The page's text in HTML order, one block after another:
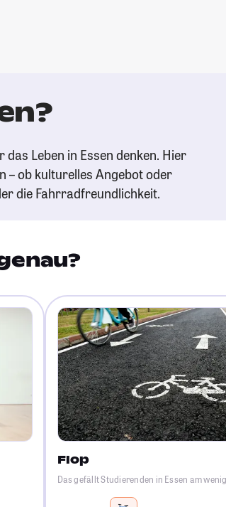
Leben in Essen denken. Hier
– ob kulturelles Angebot oder
die Fahrradfreundlichkeit.
Flop
Das gefällt Studierenden in Essen am